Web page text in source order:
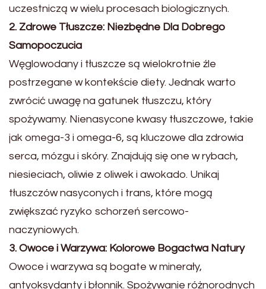
uczestniczą w wielu procesach biologicznych.
2. Zdrowe Tłuszcze: Niezbędne Dla Dobrego
Samopoczucia
Węglowodany i tłuszcze są wielokrotnie źle
postrzegane w kontekście diety. Jednak warto
zwrócić uwagę na gatunek tłuszczu, który
spożywamy. Nienasycone kwasy tłuszczowe, takie
jak omega-3 i omega-6, są kluczowe dla zdrowia
serca, mózgu i skóry. Znajdują się one w rybach,
niesieciach, oliwie z oliwek i awokado. Unikaj
tłuszczów nasyconych i trans, które mogą
zwiększać ryzyko schorzeń sercowo-
naczyniowych.
3. Owoce i Warzywa: Kolorowe Bogactwa Natury
Owoce i warzywa są bogate w minerały,
antyoksydanty i błonnik. Spożywanie różnorodnych